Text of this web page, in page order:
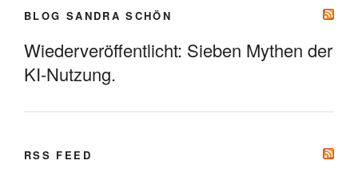
BLOG SANDRA SCHÖN
Wiederveröffentlicht: Sieben Mythen der
KI-Nutzung.
RSS FEED